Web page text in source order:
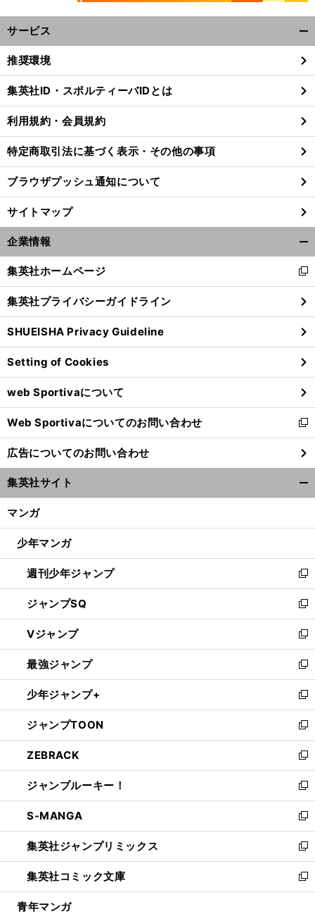
鹿
、
。
サービス
閉
る
推奨環境
集英社ID・スポルティーバIDとは
利用規約・会員規約
特定商取引法に基づく表示・その他の事項
ブラウザプッシュ通知について
サイトマップ
企業情報
閉
る
集英社ホームページ
新
し
い
ウ
ィ
ン
ド
ウ
で
開
く
集英社プライバシーガイドライン
SHUEISHA Privacy Guideline
Setting of Cookies
web Sportivaについて
Web Sportivaについてのお問い合わせ
新
し
い
ウ
ィ
ン
ウ
開
く
広告についてのお問い合わせ
集英社サイト
マンガ
少年マンガ
週刊少年ジャンプ
新
し
い
ウ
ィ
ン
ド
ウ
で
開
く
ジャンプSQ
新
し
い
ウ
ィ
ン
ド
ウ
で
開
く
Vジャンプ
新
し
い
ウ
ィ
ン
ド
ウ
で
開
く
最強ジャンプ
新
し
い
ウ
ィ
ン
ド
ウ
で
開
く
少年ジャンプ+
新
し
い
ウ
ィ
ン
ド
ウ
で
開
く
ジャンプTOON
新
し
い
ウ
ィ
ン
ド
ウ
で
開
く
ZEBRACK
新
し
い
ウ
ィ
ン
ド
ウ
で
開
ジャンプルーキー！
新
し
い
ウ
ィ
ン
ド
ウ
S-MANGA
新
し
い
ウ
ィ
ン
集英社ジャンプリミックス
新
し
い
ウ
集英社コミック文庫
新
し
青年マンガ